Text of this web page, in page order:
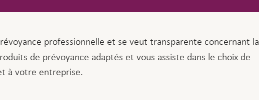
professionnelle et se veut transparente concernant la
de prévoyance adaptés et vous assiste dans le choix de
à votre entreprise.